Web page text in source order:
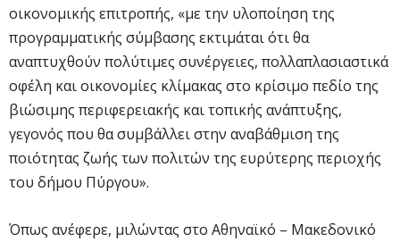
οικονομικής επιτροπής, «με την υλοποίηση της
προγραμματικής σύμβασης εκτιμάται ότι θα
αναπτυχθούν πολύτιμες συνέργειες, πολλαπλασιαστικά
οφέλη και οικονομίες κλίμακας στο κρίσιμο πεδίο της
βιώσιμης περιφερειακής και τοπικής ανάπτυξης,
γεγονός που θα συμβάλλει στην αναβάθμιση της
ποιότητας ζωής των πολιτών της ευρύτερης περιοχής
του δήμου Πύργου».
Όπως ανέφερε, μιλώντας στο Αθηναϊκό – Μακεδονικό